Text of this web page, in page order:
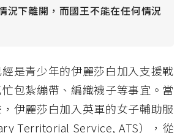
況下離開，而國王不能在任何情況
是青少年的伊麗莎白加入支援戰
包紮繃帶、編織襪子等事宜。當
伊麗莎白加入英軍的女子輔助服
Territorial Service, ATS），從